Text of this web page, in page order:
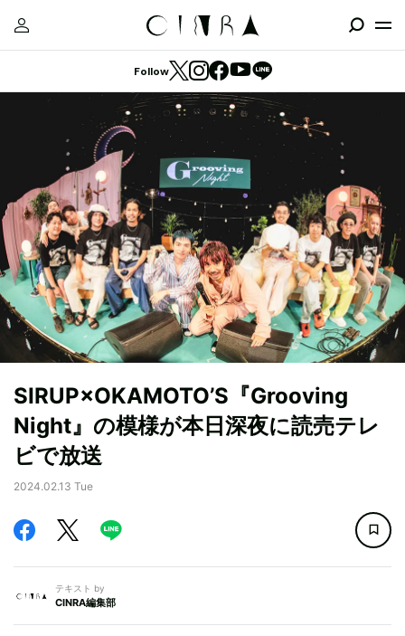
Follow
SIRUP×OKAMOTO’S『Grooving
Night』の模様が本日深夜に読売テレ
ビで放送
2024.02.13 Tue
テキスト by
CINRA編集部